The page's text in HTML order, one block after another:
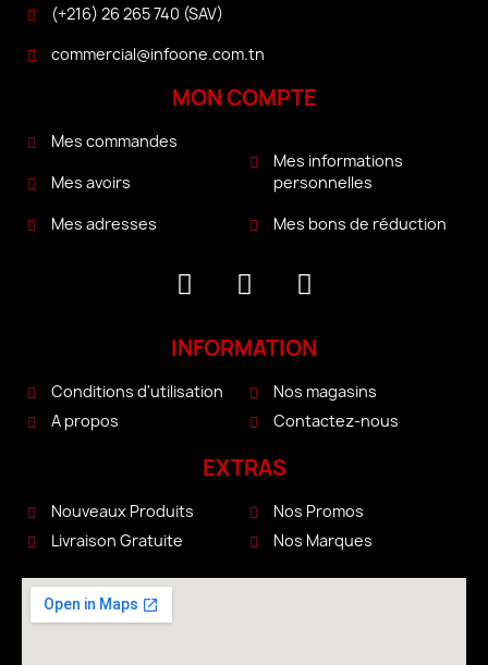
(+216) 26 265 740 (SAV)
commercial@infoone.com.tn
MON COMPTE
Mes commandes
Mes avoirs
Mes adresses
Mes informations
personnelles
Mes bons de réduction
INFORMATION
Conditions d'utilisation
A propos
Nos magasins
Contactez-nous
EXTRAS
Nouveaux Produits
Livraison Gratuite
Nos Promos
Nos Marques